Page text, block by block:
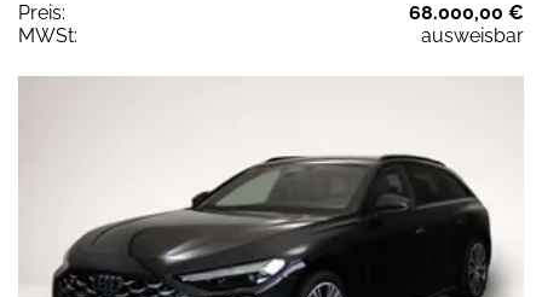
Preis:
68.000,00 €
MWSt:
ausweisbar